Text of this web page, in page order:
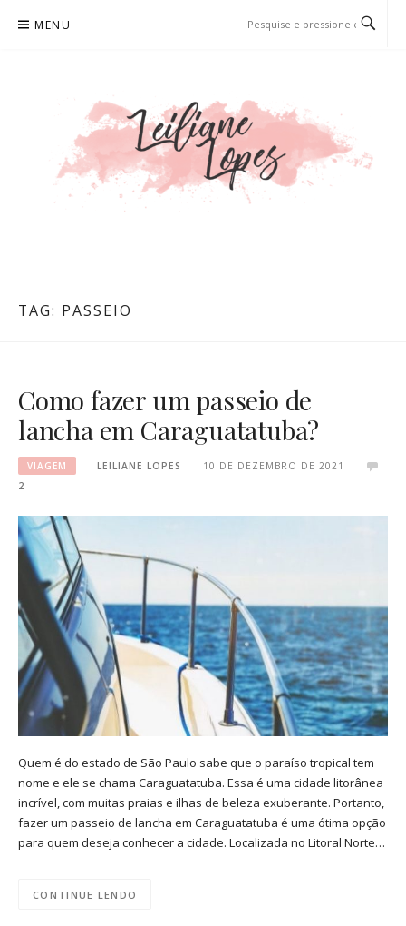
para
MENU
TAG: PASSEIO
Como fazer um passeio de
lancha em Caraguatatuba?
VIAGEM LEILIANE LOPES
10 DE DEZEMBRO DE 2021
2
Quem é do estado de São Paulo sabe que o paraíso tropical tem
nome e ele se chama Caraguatatuba. Essa é uma cidade litorânea
incrível, com muitas praias e ilhas de beleza exuberante. Portanto,
fazer um passeio de lancha em Caraguatatuba é uma ótima opção
para quem deseja conhecer a cidade. Localizada no Litoral Norte…
CONTINUE LENDO